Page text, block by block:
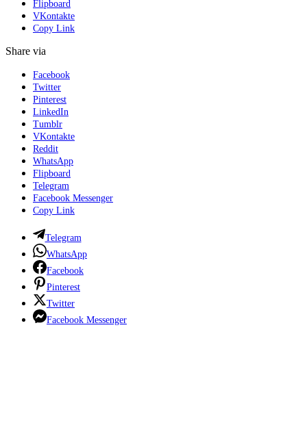
Flipboard
VKontakte
Copy Link
Share via
Facebook
Twitter
Pinterest
LinkedIn
Tumblr
VKontakte
Reddit
WhatsApp
Flipboard
Telegram
Facebook Messenger
Copy Link
Telegram
WhatsApp
Facebook
Pinterest
Twitter
Facebook Messenger